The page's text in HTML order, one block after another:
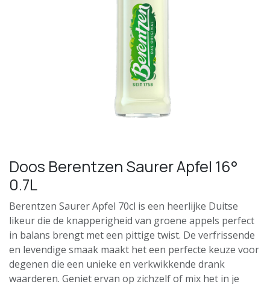
Doos Berentzen Saurer Apfel 16°
0.7L
Berentzen Saurer Apfel 70cl is een heerlijke Duitse
likeur die de knapperigheid van groene appels perfect
in balans brengt met een pittige twist. De verfrissende
en levendige smaak maakt het een perfecte keuze voor
degenen die een unieke en verkwikkende drank
waarderen. Geniet ervan op zichzelf of mix het in je